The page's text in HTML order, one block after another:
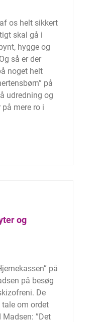
os helt sikkert
skal gå i
hygge og
så er der
noget helt
på
udredning og
mere ro i
og
på
på besøg
De
om ordet
Madsen: ”Det